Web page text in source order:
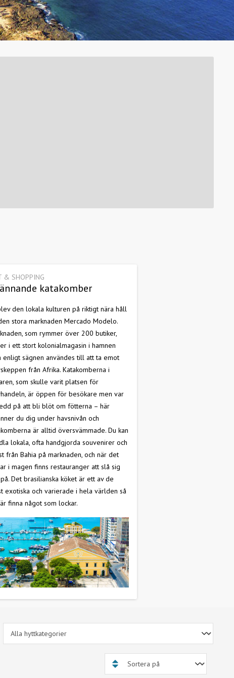
& SHOPPING
katakomber
den lokala kulturen på riktigt nära håll
stora marknaden Mercado Modelo.
som rymmer över 200 butiker,
i ett stort kolonialmagasin i hamnen
enligt sägnen användes till att ta emot
från Afrika. Katakomberna i
som skulle varit platsen för
är öppen för besökare men var
på att bli blöt om fötterna – här
du dig under havsnivån och
är alltid översvämmade. Du kan
lokala, ofta handgjorda souvenirer och
från Bahia på marknaden, och när det
i magen finns restauranger att slå sig
Det brasilianska köket är ett av de
exotiska och varierade i hela världen så
finna något som lockar.